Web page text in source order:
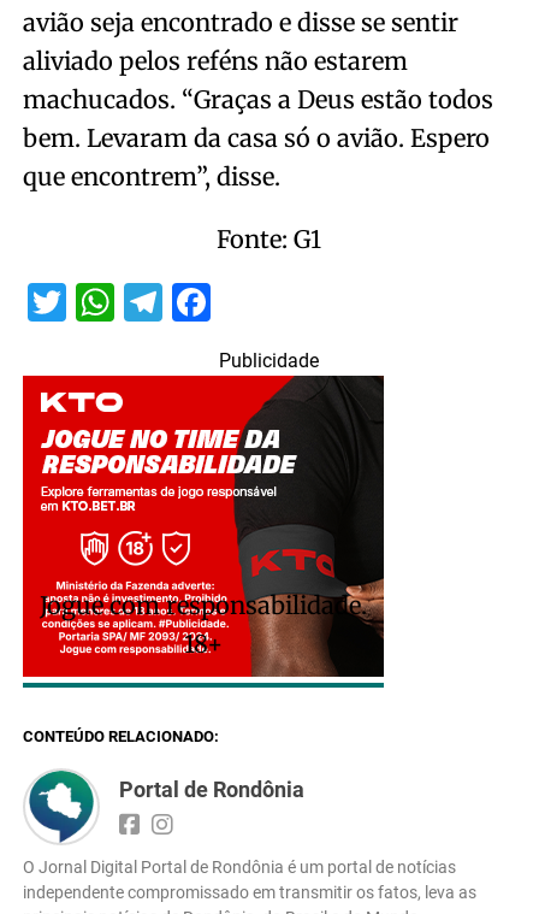
avião seja encontrado e disse se sentir
aliviado pelos reféns não estarem
machucados. “Graças a Deus estão todos
bem. Levaram da casa só o avião. Espero
que encontrem”, disse.
Fonte: G1
Twitter
WhatsApp
Telegram
Facebook
Publicidade
Jogue com responsabilidade.
18+
CONTEÚDO RELACIONADO:
Portal de Rondônia
O Jornal Digital Portal de Rondônia é um portal de notícias
independente compromissado em transmitir os fatos, leva as